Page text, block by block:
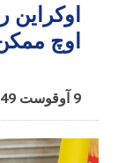
اوکراین
اوچ
9 آوقوست 11:49